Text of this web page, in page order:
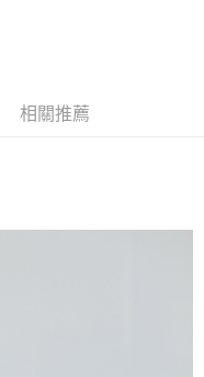
相關推薦